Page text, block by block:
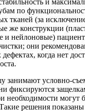
по
тканей (за
же конструкции
и нейлоновые)
они
когда нет
занимают условно-
фиксируются
необходимости могут
решения